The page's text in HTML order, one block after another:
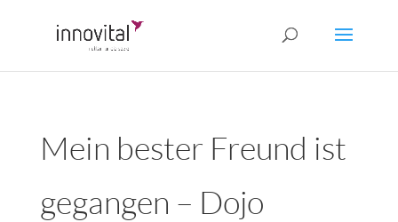
Mein bester Freund ist
gegangen – Dojo